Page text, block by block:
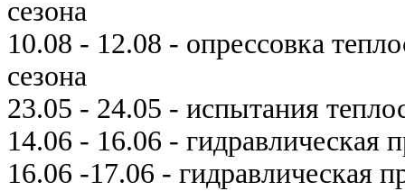
сезона
10.08 - 12.08 - опрессовка
сезона
23.05 - 24.05 - испытания
14.06 - 16.06 - гидравлическая
16.06 -17.06 - гидравлическая